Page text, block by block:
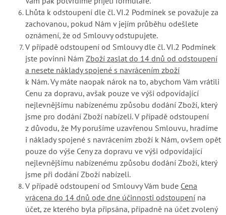
Lhůta k odstoupení dle čl. VI.2 Podmínek se považuje za
zachovanou, pokud Nám v jejím průběhu odešlete
oznámení, že od Smlouvy odstupujete.
V případě odstoupení od Smlouvy dle čl. VI.2 Podmínek
jste povinni Nám Zboží zaslat do 14 dnů od odstoupení
a nesete náklady spojené s navrácením zboží
k Nám. Vy máte naopak nárok na to, abychom Vám vrátili
Cenu za dopravu, avšak pouze ve výši odpovídající
nejlevnějšímu nabízenému způsobu dodání Zboží, který
jsme pro dodání Zboží nabízeli. V případě odstoupení
z důvodu, že My porušíme uzavřenou Smlouvu, hradíme
i náklady spojené s navrácením zboží k Nám, ovšem opět
pouze do výše Ceny za dopravu ve výši odpovídající
nejlevnějšímu nabízenému způsobu dodání Zboží, který
jsme při dodání Zboží nabízeli.
V případě odstoupení od Smlouvy Vám bude Cena
vrácena do 14 dnů ode dne účinnosti odstoupení na
účet, ze kterého byla připsána, případně na účet zvolený